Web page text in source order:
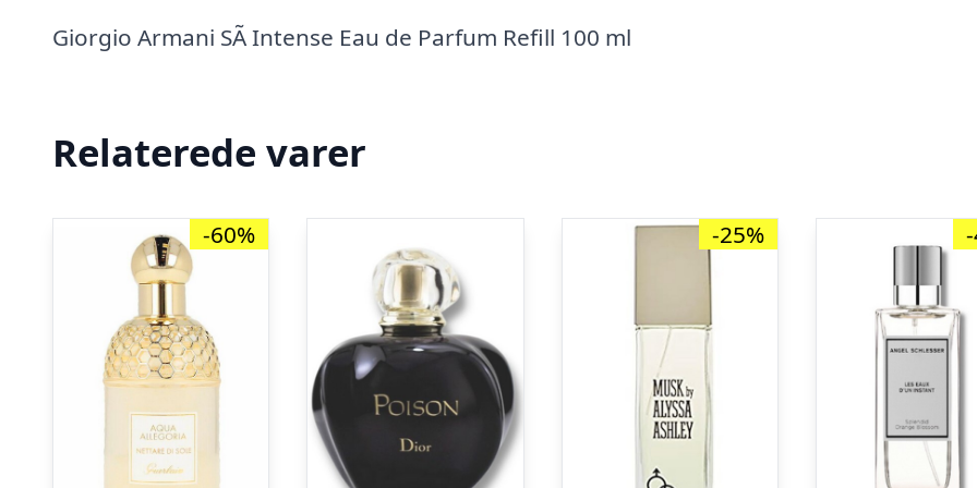
Giorgio Armani SÃ­ Intense Eau de Parfum Refill 100 ml
Relaterede varer
-60% -25%